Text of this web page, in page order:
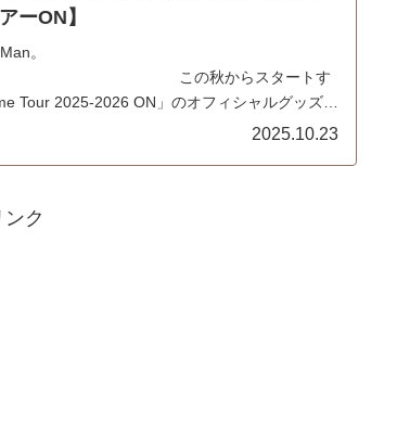
ーON】
。
スタートす
Tour 2025-2026 ON」のオフィシャルグッズの
2025.10.23
ク